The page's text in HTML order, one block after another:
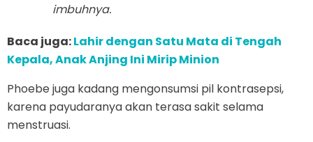
imbuhnya.
Baca juga:Lahir dengan Satu Mata di Tengah
Kepala, Anak Anjing Ini Mirip Minion
Phoebe juga kadang mengonsumsi pil kontrasepsi,
karena payudaranya akan terasa sakit selama
menstruasi.